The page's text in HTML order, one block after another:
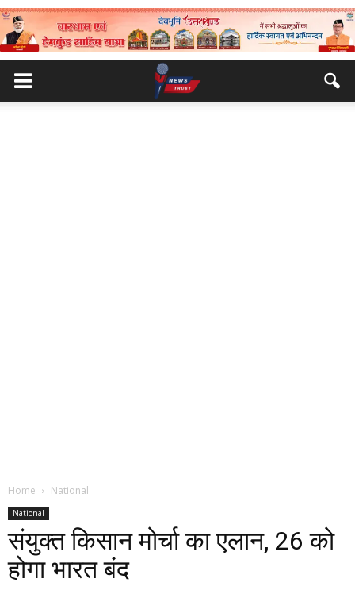
Home National
National
संयुक्त किसान मोर्चा का एलान, 26 को
होगा भारत बंद